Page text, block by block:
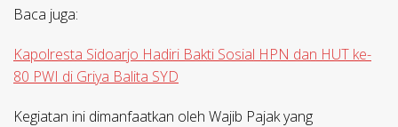
Baca juga:
Kapolresta Sidoarjo Hadiri Bakti Sosial HPN dan HUT ke-
80 PWI di Griya Balita SYD
Kegiatan ini dimanfaatkan oleh Wajib Pajak yang